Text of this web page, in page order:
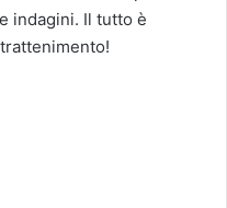
indagini. Il tutto è